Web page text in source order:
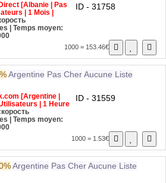
[Albanie | Pas
| 1 Mois |
| Temps moyen:
ID - 31758
1000 = 153.46€
Argentine Pas CherAucune Liste
[Argentine |
| 1 Heure
| Temps moyen:
ID - 31559
1000 = 1.53€
Argentine Pas CherAucune Liste